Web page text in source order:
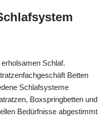
Schlaf.
Betten
Schlafsysteme
Boxspringbetten und
Bedürfnisse abgestimmt